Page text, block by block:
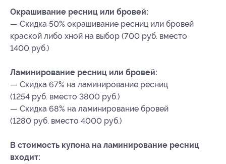
Окрашивание ресниц или бровей:
— Скидка 50% окрашивание ресниц или бровей
краской либо хной на выбор (700 руб. вместо
1400 руб.)
Ламинирование ресниц или бровей:
— Скидка 67% на ламинирование ресниц
(1254 руб. вместо 3800 руб.)
— Скидка 68% на ламинирование бровей
(1280 руб. вместо 4000 руб.)
В стоимость купона на ламинирование ресниц
входит: